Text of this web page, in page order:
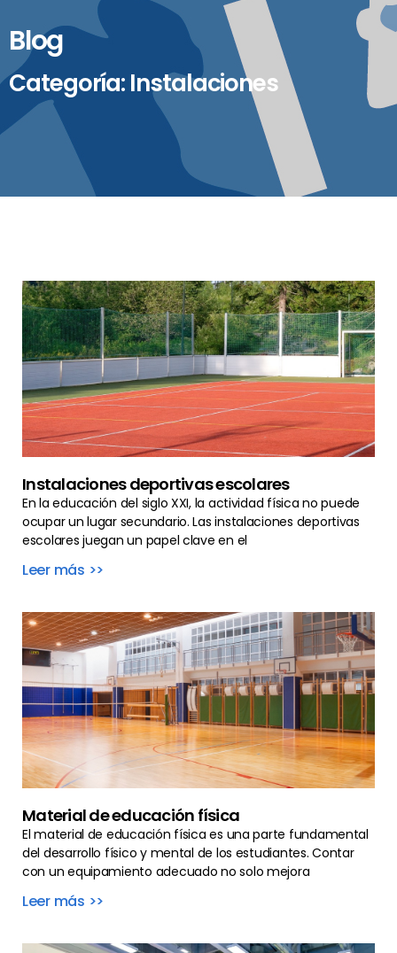
Blog
Categoría: Instalaciones
Instalaciones deportivas escolares
En la educación del siglo XXI, la actividad física no puede
ocupar un lugar secundario. Las instalaciones deportivas
escolares juegan un papel clave en el
Leer más >>
Material de educación física
El material de educación física es una parte fundamental
del desarrollo físico y mental de los estudiantes. Contar
con un equipamiento adecuado no solo mejora
Leer más >>